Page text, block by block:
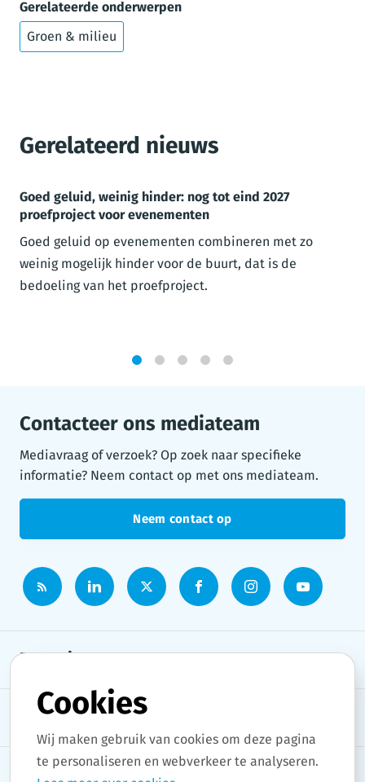
Gerelateerde onderwerpen
Groen & milieu
Gerelateerd nieuws
Goed geluid, weinig hinder: nog tot eind 2027
proefproject voor evenementen
Goed geluid op evenementen combineren met zo
weinig mogelijk hinder voor de buurt, dat is de
bedoeling van het proefproject.
Contacteer ons mediateam
Mediavraag of verzoek? Op zoek naar specifieke
informatie? Neem contact op met ons mediateam.
Neem contact op
Persruimte
Onderwerpen
Cookies
Wij maken gebruik van cookies om deze pagina
te personaliseren en webverkeer te analyseren.